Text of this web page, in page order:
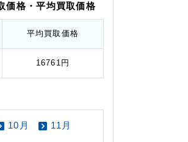
価格 ・平均買取価格
平均 買取価格
16761円
10月
11月